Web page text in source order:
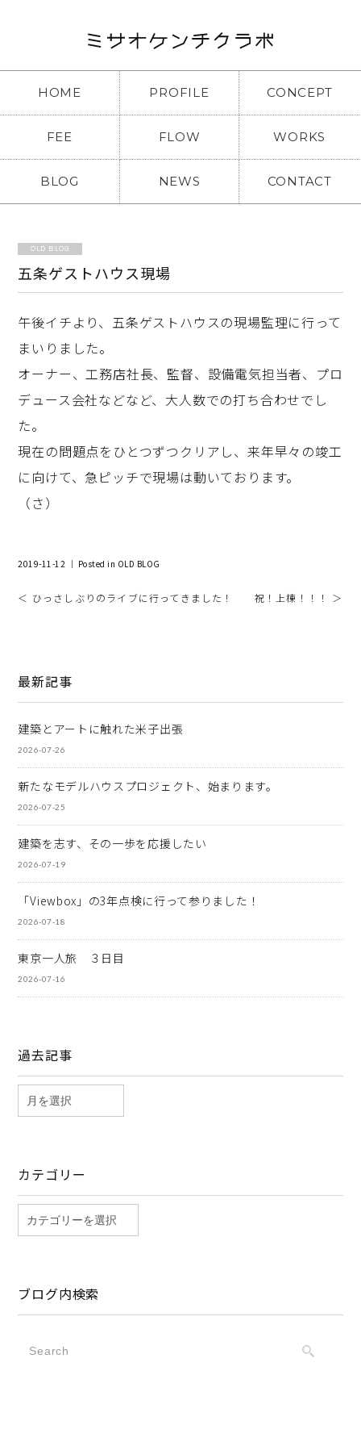
HOME PROFILE CONCEPT
FEE FLOW WORKS
BLOG NEWS CONTACT
OLD BLOG
五条ゲストハウス現場
午後イチより、五条ゲストハウスの現場監理に行って
まいりました。
オーナー、工務店社長、監督、設備電気担当者、プロ
デュース会社などなど、大人数での打ち合わせでし
た。
現在の問題点をひとつずつクリアし、来年早々の竣工
に向けて、急ピッチで現場は動いております。
（さ）
2019-11-12 ｜ Posted in OLD BLOG
＜ ひっさしぶりのライブに行ってきました！ 祝！上棟！！！ ＞
最新記事
建築とアートに触れた米子出張
2026-07-26
新たなモデルハウスプロジェクト、始まります。
2026-07-25
建築を志す、その一歩を応援したい
2026-07-19
「Viewbox」の3年点検に行って参りました！
2026-07-18
東京一人旅 ３日目
2026-07-16
過去記事
カテゴリー
ブログ内検索